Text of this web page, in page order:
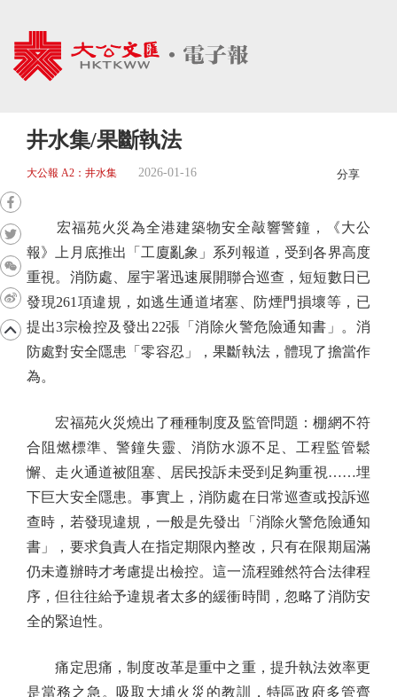
井水集/果斷執法
大公報 A2：井水集 2026-01-16 分享
宏福苑火災為全港建築物安全敲響警鐘，《大公
報》上月底推出「工廈亂象」系列報道，受到各界高度
重視。消防處、屋宇署迅速展開聯合巡查，短短數日已
發現261項違規，如逃生通道堵塞、防煙門損壞等，已
提出3宗檢控及發出22張「消除火警危險通知書」。消
防處對安全隱患「零容忍」，果斷執法，體現了擔當作
為。
宏福苑火災燒出了種種制度及監管問題：棚網不符
合阻燃標準、警鐘失靈、消防水源不足、工程監管鬆
懈、走火通道被阻塞、居民投訴未受到足夠重視……埋
下巨大安全隱患。事實上，消防處在日常巡查或投訴巡
查時，若發現違規，一般是先發出「消除火警危險通知
書」，要求負責人在指定期限內整改，只有在限期屆滿
仍未遵辦時才考慮提出檢控。這一流程雖然符合法律程
序，但往往給予違規者太多的緩衝時間，忽略了消防安
全的緊迫性。
痛定思痛，制度改革是重中之重，提升執法效率更
是當務之急。吸取大埔火災的教訓，特區政府多管齊